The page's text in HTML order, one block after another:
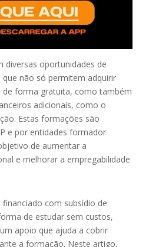
diversas oportunidades de
não só permitem adquirir
de forma gratuita, como também
adicionais, como o
Estas formações são
e por entidades formador
de aumentar a
e melhorar a empregabilidade
com subsídio de
de estudar sem custos,
apoio que ajuda a cobrir
a formação. Neste artigo,